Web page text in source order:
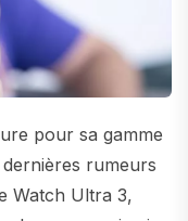
pour sa gamme
rumeurs
Watch Ultra 3,